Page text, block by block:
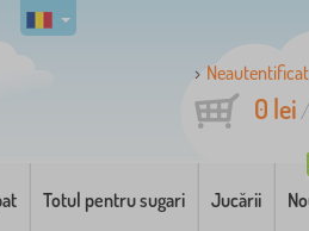
Neautentificat
0 lei /
Totul pentru sugari Jucării